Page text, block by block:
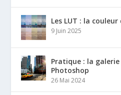
Les LUT : la
9 Juin 2025
Pratique : la
Photoshop
26 Mai 2024